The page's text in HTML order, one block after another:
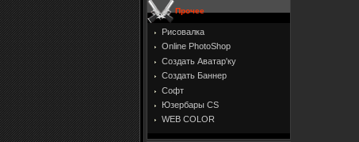
Прочее
Рисовалка
Online PhotoShop
Создать Аватар'ку
Создать Баннер
Софт
Юзербары CS
WEB COLOR